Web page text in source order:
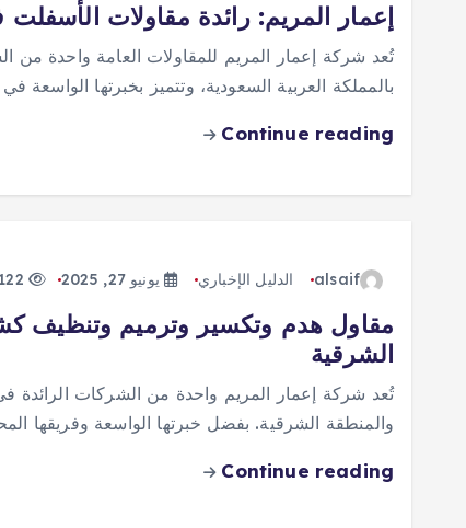
إعمار المريم: رائدة مقاولات
تُعد شركة إعمار المريم للمقاولات العامة واحدة من
بالمملكة العربية السعودية، وتتميز بخبرتها
Continue reading
alsaif الدليل الإخباري يونيو 27, 2025
مقاول هدم وتكسير وترميم وتنظيف
الشرقية
تُعد شركة إعمار المريم واحدة من الشركات الرائدة
والمنطقة الشرقية. بفضل خبرتها الواسعة وفريقها
Continue reading